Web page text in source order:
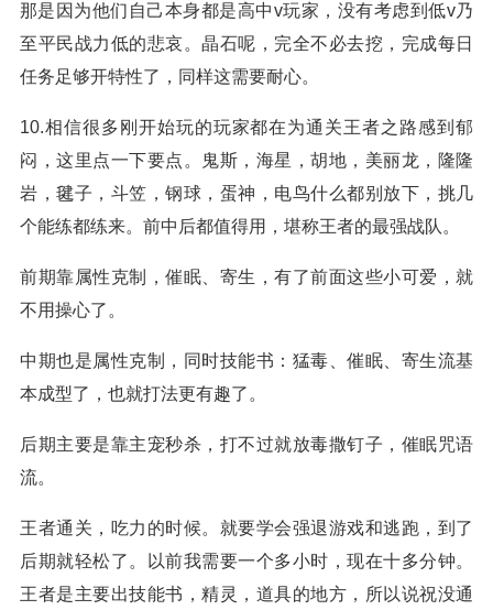
那是因为他们自己本身都是高中v玩家，没有考虑到低v乃
至平民战力低的悲哀。晶石呢，完全不必去挖，完成每日
任务足够开特性了，同样这需要耐心。
10.相信很多刚开始玩的玩家都在为通关王者之路感到郁
闷，这里点一下要点。鬼斯，海星，胡地，美丽龙，隆隆
岩，毽子，斗笠，钢球，蛋神，电鸟什么都别放下，挑几
个能练都练来。前中后都值得用，堪称王者的最强战队。
前期靠属性克制，催眠、寄生，有了前面这些小可爱，就
不用操心了。
中期也是属性克制，同时技能书：猛毒、催眠、寄生流基
本成型了，也就打法更有趣了。
后期主要是靠主宠秒杀，打不过就放毒撒钉子，催眠咒语
流。
王者通关，吃力的时候。就要学会强退游戏和逃跑，到了
后期就轻松了。以前我需要一个多小时，现在十多分钟。
王者是主要出技能书，精灵，道具的地方，所以说祝没通